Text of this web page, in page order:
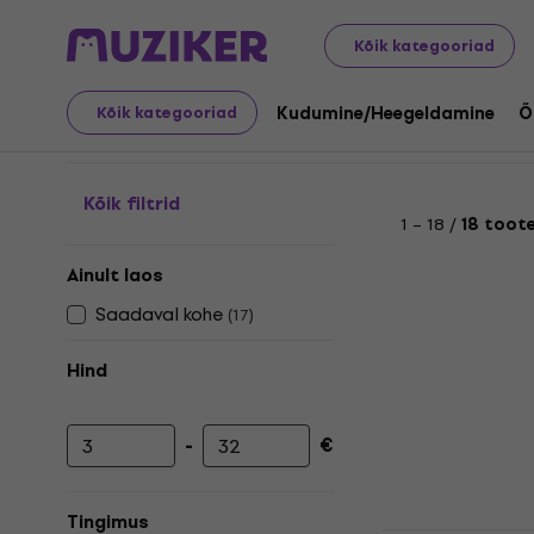
Kõik kategooriad
Kõik kategooriad Kudumine/Heegeldamine
Kunst Maalimine klaasile ja portselanile
Keraamikavärv
Kõik filtrid
Ainult laos
Saadaval kohe (17)
Hind
Minimaalne hind
- Maksimaalne hind
€
Tingimus
1 – 18 /18